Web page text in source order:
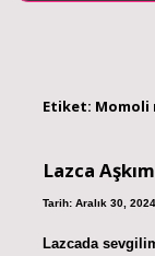
Etiket: Momoli
Lazca
Tarih: Aralık 30, 2024
Lazcada